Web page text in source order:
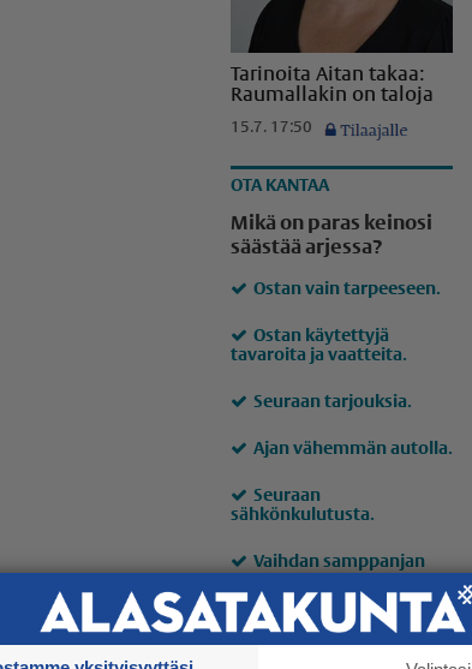
Tarinoita Aitan takaa:
Raumallakin on taloja
15.7. 17:50
OTA KANTAA
Mikä on paras keinosi
säästää arjessa?
Ostan vain tarpeeseen.
Ostan käytettyjä
tavaroita ja vaatteita.
Seuraan tarjouksia.
Ajan vähemmän autolla.
Seuraan
sähkönkulutusta.
Vaihdan samppanjan
Elän kuten ennenkin.